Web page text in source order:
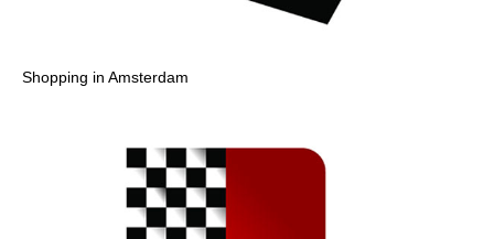
Shopping in Amsterdam